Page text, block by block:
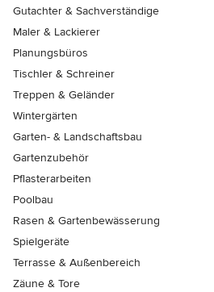
Gutachter & Sachverständige
Maler & Lackierer
Planungsbüros
Tischler & Schreiner
Treppen & Geländer
Wintergärten
Garten- & Landschaftsbau
Gartenzubehör
Pflasterarbeiten
Poolbau
Rasen & Gartenbewässerung
Spielgeräte
Terrasse & Außenbereich
Zäune & Tore